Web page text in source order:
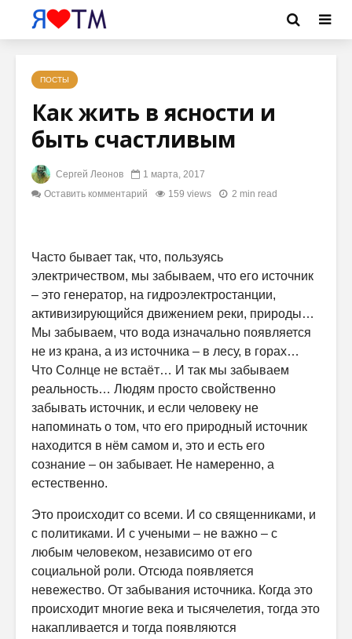
ПОСТЫ
Как жить в ясности и
быть счастливым
Сергей Леонов
1 марта, 2017
Оставить комментарий
159 views 2 min read
Часто бывает так, что, пользуясь
электричеством, мы забываем, что его источник
– это генератор, на гидроэлектростанции,
активизирующийся движением реки, природы…
Мы забываем, что вода изначально появляется
не из крана, а из источника – в лесу, в горах…
Что Солнце не встаёт… И так мы забываем
реальность… Людям просто свойственно
забывать источник, и если человеку не
напоминать о том, что его природный источник
находится в нём самом и, это и есть его
сознание – он забывает. Не намеренно, а
естественно.
Это происходит со всеми. И со священниками, и
с политиками. И с учеными – не важно – с
любым человеком, независимо от его
социальной роли. Отсюда появляется
невежество. От забывания источника. Когда это
происходит многие века и тысячелетия, тогда это
накапливается и тогда появляются